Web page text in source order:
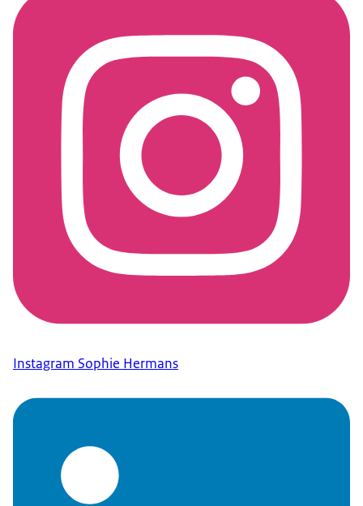
Instagram Sophie Hermans